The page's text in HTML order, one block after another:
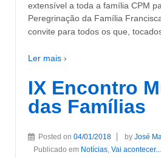
extensível a toda a família CPM
Peregrinação da Família
convite para todos os que,
Ler mais ›
IX Encontro
das Famílias
Posted on 04/01/2018 by José
Publicado em Notícias, Vai acontecer...